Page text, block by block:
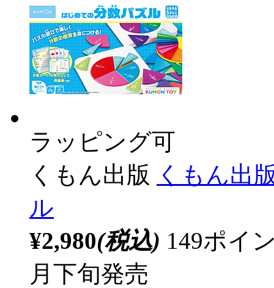
ラッピング可
くもん出版 くもん出
ル
¥2,980(税込) 149ポイ
月下旬発売